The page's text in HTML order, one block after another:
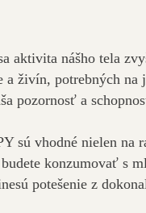
aktivita nášho tela
a živín, potrebných na
pozornosť a
sú vhodné nielen na
konzumovať s
potešenie z